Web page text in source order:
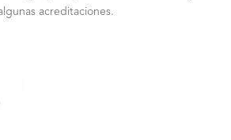
acreditaciones.